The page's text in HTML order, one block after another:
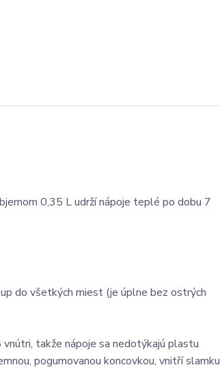
0,35 L udrží nápoje teplé po dobu 7
do všetkých miest (je úplne bez ostrých
takže nápoje sa nedotýkajú plastu
pogumovanou koncovkou, vnitří slamku